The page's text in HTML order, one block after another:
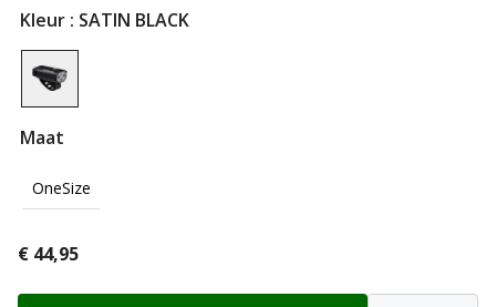
Kleur : SATIN BLACK
Maat
OneSize
€ 44,95